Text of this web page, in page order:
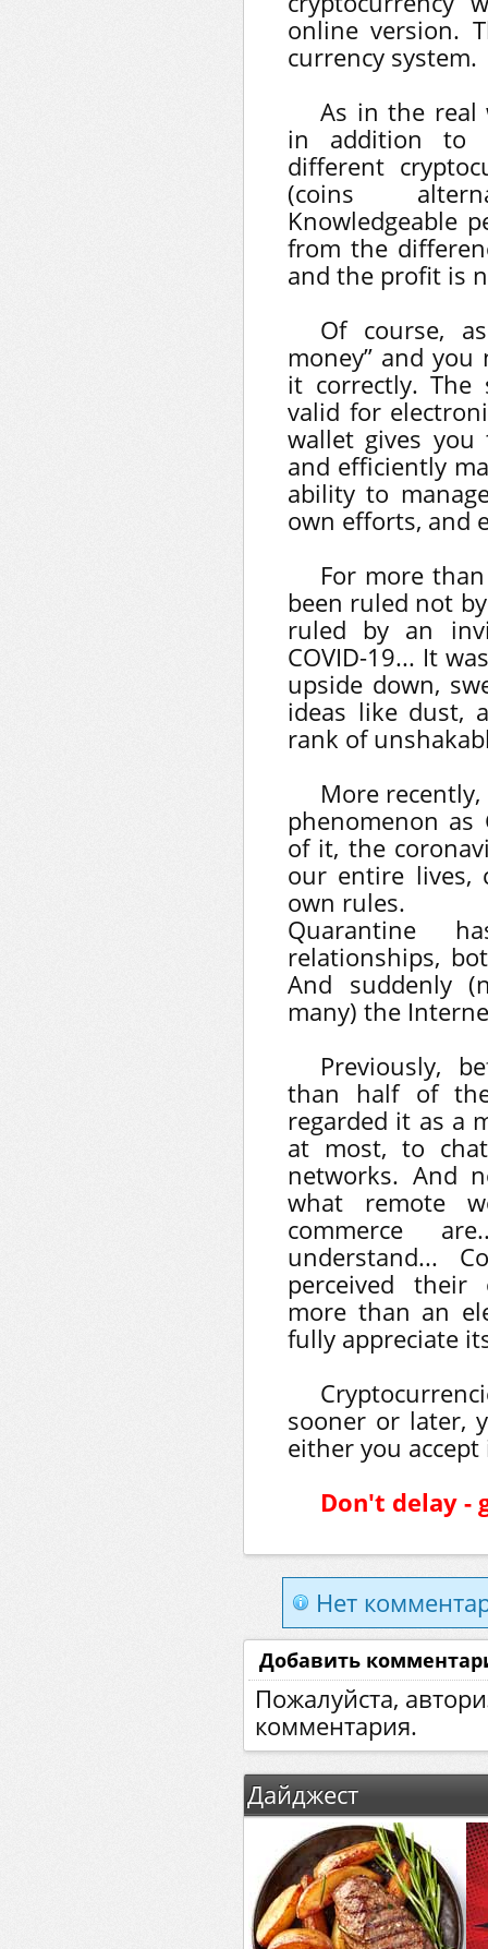
online version.
currency system.
As in the real
in addition to
different
(coins
Knowledgeable
from the
and the profit is
Of course,
money” and
it correctly. The
valid for
wallet gives
and efficiently
ability to
own efforts, and
For more
been ruled not
ruled by an
COVID-19... It
upside down,
ideas like dust,
rank of
More
phenomenon
of it, the
our entire lives,
own rules.
Quarantine
relationships,
And suddenly
many) the
Previously,
than half of
regarded it as a
at most, to
networks. And
what remote
commerce
understand...
perceived
more than an
fully appreciate
sooner or later,
either you
Don't delay -
Нет
Добавить
Пожалуйста,
комментария.
Дайджест